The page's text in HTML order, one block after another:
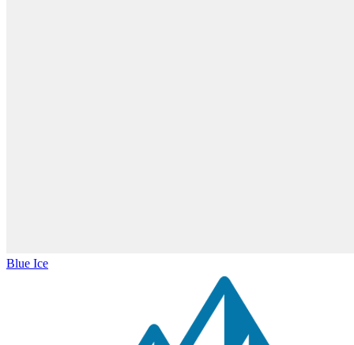
Blue Ice